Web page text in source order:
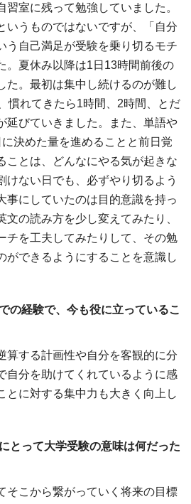
習室に残って勉強していました。
いうものではないですが、「自分
う自己満足が受験を乗り切るモチ
。夏休み以降は1日13時間前後の
た。最初は集中し続けるのが難し
慣れてきたら1時間、2時間、とだ
延びていきました。また、単語や
決めた量を進めることと前日覚
ことは、どんなにやる気が起きな
けない日でも、必ずやり切るよう
事にしていたのは目的意識を持っ
文の読み方を少し変えてみたり、
チを工夫してみたりして、その勉
ができるようにすることを意識し
経験で、今も役に立っているこ
算する計画性や自分を客観的に分
自分を助けてくれているように感
とに対する集中力も大きく向上し
って大学受験の意味は何だった
そこから繋がっていく将来の目標